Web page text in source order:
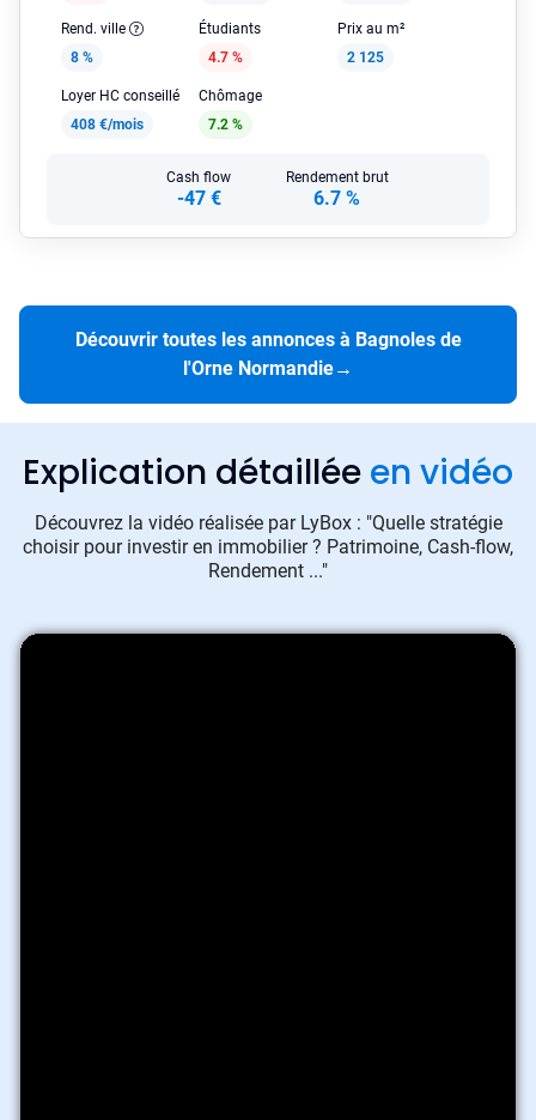
Rend. ville
8 %
Étudiants
4.7 %
Prix au m²
2 125
Loyer HC conseillé
408 €/mois
Chômage
7.2 %
Cash flow
-47 €
Rendement brut
6.7 %
Découvrir toutes les annonces à Bagnoles de
l'Orne Normandie→
Explication détaillée en vidéo
Découvrez la vidéo réalisée par LyBox : "Quelle stratégie
choisir pour investir en immobilier ? Patrimoine, Cash-flow,
Rendement ..."